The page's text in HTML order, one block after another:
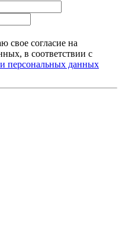
свое согласие на
в соответствии с
персональных данных